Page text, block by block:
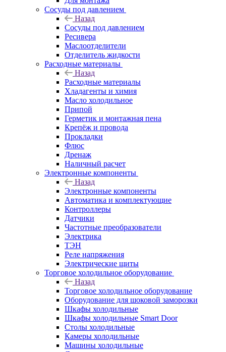
Сосуды под давлением
Назад
Сосуды под давлением
Ресивера
Маслоотделители
Отделитель жидкости
Расходные материалы
Назад
Расходные материалы
Хладагенты и химия
Масло холодильное
Припой
Герметик и монтажная пена
Крепёж и провода
Прокладки
Флюс
Дренаж
Наличный расчет
Электронные компоненты
Назад
Электронные компоненты
Автоматика и комплектующие
Контроллеры
Датчики
Частотные преобразователи
Электрика
ТЭН
Реле напряжения
Электрические щиты
Торговое холодильное оборудование
Назад
Торговое холодильное оборудование
Оборудование для шоковой заморозки
Шкафы холодильные
Шкафы холодильные Smart Door
Столы холодильные
Камеры холодильные
Машины холодильные